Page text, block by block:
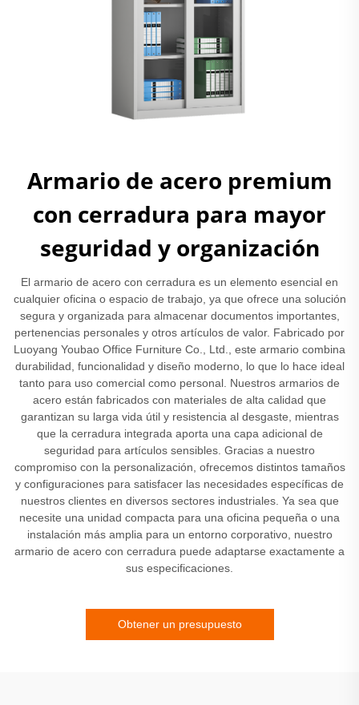
Armario de acero premium
con cerradura para mayor
seguridad y organización
El armario de acero con cerradura es un elemento esencial en
cualquier oficina o espacio de trabajo, ya que ofrece una solución
segura y organizada para almacenar documentos importantes,
pertenencias personales y otros artículos de valor. Fabricado por
Luoyang Youbao Office Furniture Co., Ltd., este armario combina
durabilidad, funcionalidad y diseño moderno, lo que lo hace ideal
tanto para uso comercial como personal. Nuestros armarios de
acero están fabricados con materiales de alta calidad que
garantizan su larga vida útil y resistencia al desgaste, mientras
que la cerradura integrada aporta una capa adicional de
seguridad para artículos sensibles. Gracias a nuestro
compromiso con la personalización, ofrecemos distintos tamaños
y configuraciones para satisfacer las necesidades específicas de
nuestros clientes en diversos sectores industriales. Ya sea que
necesite una unidad compacta para una oficina pequeña o una
instalación más amplia para un entorno corporativo, nuestro
armario de acero con cerradura puede adaptarse exactamente a
sus especificaciones.
Obtener un presupuesto